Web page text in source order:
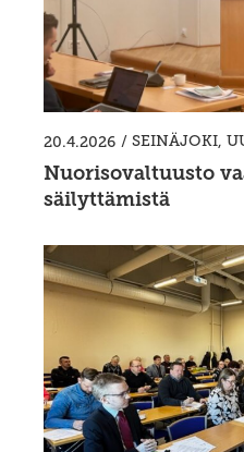
20.4.2026 / SEINÄJOKI,
Nuorisovaltuusto
säilyttämistä